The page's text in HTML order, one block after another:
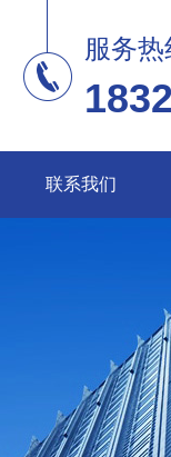
服务热
联系我们